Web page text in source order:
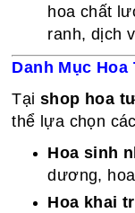
hoa chất
ranh, dịch
Danh Mục
Tạishop hoa
thể lựa chọn
Hoa sinh
dương,
Hoa khai